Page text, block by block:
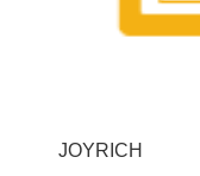
JOYRICH